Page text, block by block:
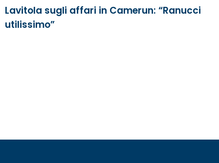
Lavitola sugli affari in Camerun: “Ranucci
utilissimo”